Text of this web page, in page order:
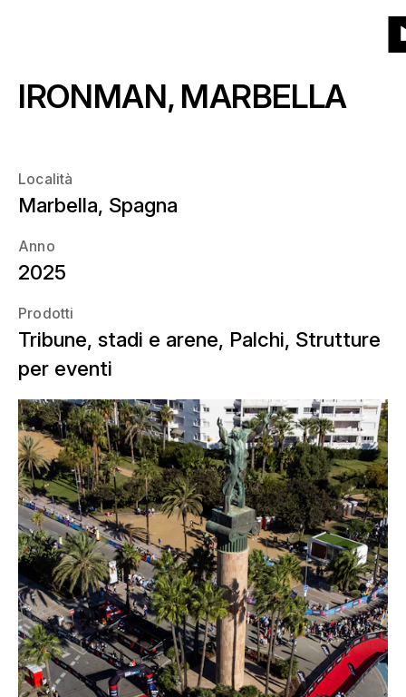
pagina
Chi siamo
Notizie
Carriera
Contattaci
IRONMAN, MARBELLA
Località
Marbella, Spagna
Anno
2025
Prodotti
Tribune, stadi e arene, Palchi, Strutture
per eventi
Per l'Ironman Marbella sulla spiaggia di
Puerto Banús, NUSSLI si è occupata
dell'intera infrastruttura temporanea
dell'evento. Sotto il sole cocente e nel
mezzo della spiaggia molto frequentata
dai turisti, il team ha allestito palchi,
tribune e aree per i visitatori.
L'obiettivo era quello di fornire ad
atleti, spettatori e media
Prodotti
Località